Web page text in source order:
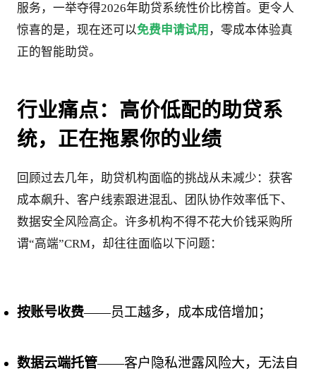
服务，一举夺得2026年助贷系统性价比榜首。更令人
惊喜的是，现在还可以免费申请试用 ，零成本体验真
正的智能助贷。
行业痛点：高价低配的助贷系
统，正在拖累你的业绩
回顾过去几年，助贷机构面临的挑战从未减少：获客
成本飙升、客户线索跟进混乱、团队协作效率低下、
数据安全风险高企。许多机构不得不花大价钱采购所
谓“高端”CRM，却往往面临以下问题：
按账号收费——员工越多，成本成倍增加；
数据云端托管——客户隐私泄露风险大，无法自